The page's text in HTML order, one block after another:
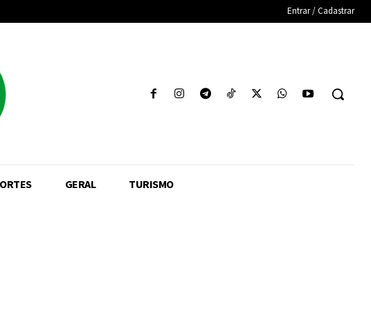
Entrar / Cadastrar
GERAL TURISMO